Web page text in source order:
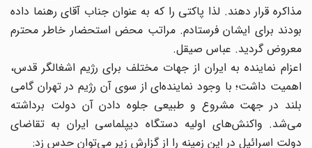
مذاکره قرار دهند. لذا پاکتی را که به عنوان جناب آقای رهنما داده
بودند برای ایشان فرستادم. مراتب محض استحضار خاطر محترم
معروض گردید. عباس صیقل.
اعزام نماینده به ایران از جهات مختلف برای رژیم اشغالگر قدس،
اهمیت داشت؛ با وجود نماینده‌ای از سوی آن رژیم در تهران گامی
بلند در جهت مشروع و طبیعی جلوه دادن آن دولت برداشته
می‌شد. واکنش‌های اولیه دستگاه دیپلماسی ایران به تقاضای
دولت اسرائیل در این زمینه را از گزارش زیر می‌توان حدس زد: